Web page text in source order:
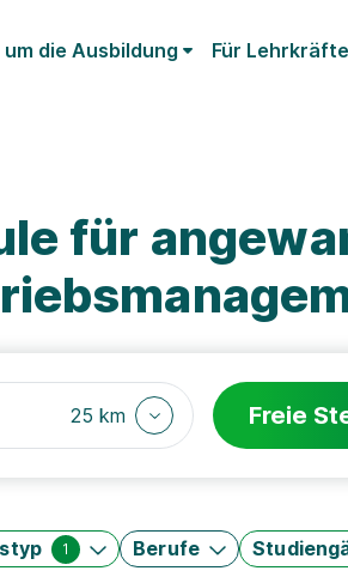
um die Ausbildung Für Lehrkräfte
für
25 km Freie
1 Berufe